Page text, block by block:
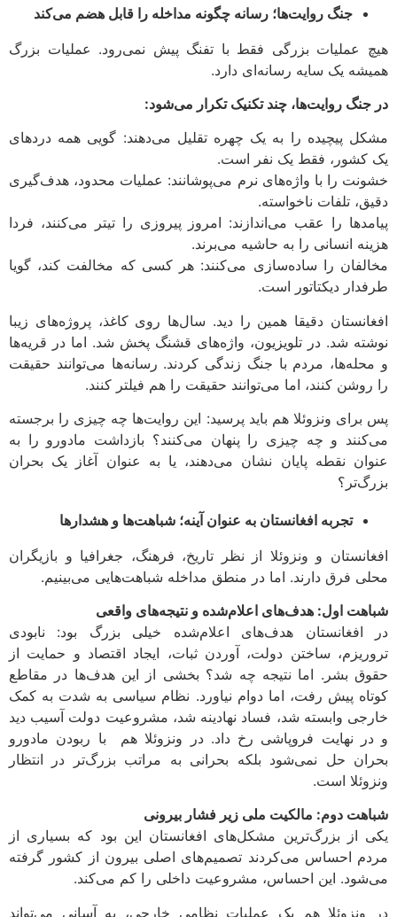
جنگ روایت‌ها؛ رسانه چگونه مداخله را قابل هضم می‌کند
هیچ عملیات بزرگی فقط با تفنگ پیش نمی‌رود. عملیات بزرگ
همیشه یک سایه رسانه‌ای دارد.
در جنگ روایت‌ها، چند تکنیک تکرار می‌شود:
مشکل پیچیده را به یک چهره تقلیل می‌دهند: گویی همه دردهای
یک کشور، فقط یک نفر است.
خشونت را با واژه‌های نرم می‌پوشانند: عملیات محدود، هدف‌گیری
دقیق، تلفات ناخواسته.
پیامدها را عقب می‌اندازند: امروز پیروزی را تیتر می‌کنند، فردا
هزینه انسانی را به حاشیه می‌برند.
مخالفان را ساده‌سازی می‌کنند: هر کسی که مخالفت کند، گویا
طرفدار دیکتاتور است.
افغانستان دقیقا همین را دید. سال‌ها روی کاغذ، پروژه‌های زیبا
نوشته شد. در تلویزیون، واژه‌های قشنگ پخش شد. اما در قریه‌ها
و محله‌ها، مردم با جنگ زندگی کردند. رسانه‌ها می‌توانند حقیقت
را روشن کنند، اما می‌توانند حقیقت را هم فیلتر کنند.
پس برای ونزوئلا هم باید پرسید: این روایت‌ها چه چیزی را برجسته
می‌کنند و چه چیزی را پنهان می‌کنند؟ بازداشت مادورو را به
عنوان نقطه پایان نشان می‌دهند، یا به عنوان آغاز یک بحران
بزرگ‌تر؟
تجربه افغانستان به عنوان آینه؛ شباهت‌ها و هشدارها
افغانستان و ونزوئلا از نظر تاریخ، فرهنگ، جغرافیا و بازیگران
محلی فرق دارند. اما در منطق مداخله شباهت‌هایی می‌بینیم.
شباهت اول: هدف‌های اعلام‌شده و نتیجه‌های واقعی
در افغانستان هدف‌های اعلام‌شده خیلی بزرگ بود: نابودی
تروریزم، ساختن دولت، آوردن ثبات، ایجاد اقتصاد و حمایت از
حقوق بشر. اما نتیجه چه شد؟ بخشی از این هدف‌ها در مقاطع
کوتاه پیش رفت، اما دوام نیاورد. نظام سیاسی به شدت به کمک
خارجی وابسته شد، فساد نهادینه شد، مشروعیت دولت آسیب دید
و در نهایت فروپاشی رخ داد. در ونزوئلا هم با ربودن مادورو
بحران حل نمی‌شود بلکه بحرانی به مراتب بزرگ‌تر در انتظار
ونزوئلا است.
شباهت دوم: مالکیت ملی زیر فشار بیرونی
یکی از بزرگ‌ترین مشکل‌های افغانستان این بود که بسیاری از
مردم احساس می‌کردند تصمیم‌های اصلی بیرون از کشور گرفته
می‌شود. این احساس، مشروعیت داخلی را کم می‌کند.
در ونزوئلا هم یک عملیات نظامی خارجی، به آسانی می‌تواند